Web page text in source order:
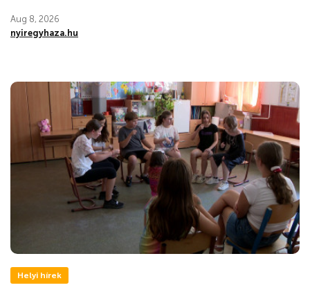
Aug 8, 2026
nyiregyhaza.hu
Helyi hírek